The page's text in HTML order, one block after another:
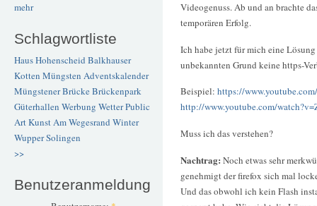
mehr
Schlagwortliste
Haus Hohenscheid Balkhauser
Kotten Müngsten Adventskalender
Müngstener BrückeBrückenpark
Güterhallen Werbung WetterPublic
ArtKunstAm Wegesrand Winter
WupperSolingen
>>
Benutzeranmeldung
Videogenuss. Ab und an brachte
temporären Erfolg.
Ich habe jetzt für mich eine
unbekannten Grund keine https-
Beispiel: https://
http://www.youtube.com/
Muss ich das verstehen?
Nachtrag: Noch etwas sehr
genehmigt der firefox sich mal
Und das obwohl ich kein Flash